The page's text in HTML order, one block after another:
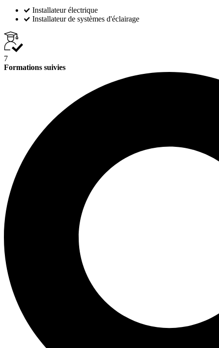
Installateur électrique
Installateur de systèmes d'éclairage
7
Formations suivies